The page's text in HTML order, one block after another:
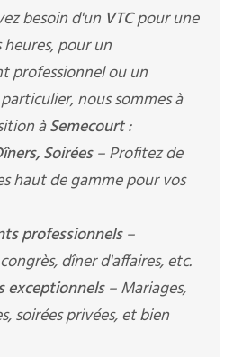
besoin d'un VTCpour une
pour un
professionnel ou un
nous sommes à
àSemecourt:
Soirées– Profitez de
haut de gamme pour vos
professionnels–
dîner d'affaires, etc.
exceptionnels– Mariages,
soirées privées, et bien